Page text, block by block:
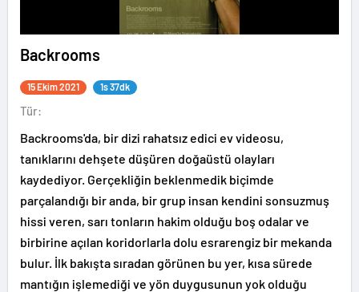
Backrooms
15 Ekim 2021 1s 37dk
Tür:
Backrooms'da, bir dizi rahatsız edici ev videosu,
tanıklarını dehşete düşüren doğaüstü olayları
kaydediyor. Gerçekliğin beklenmedik biçimde
parçalandığı bir anda, bir grup insan kendini sonsuzmuş
hissi veren, sarı tonların hakim olduğu boş odalar ve
birbirine açılan koridorlarla dolu esrarengiz bir mekanda
bulur. İlk bakışta sıradan görünen bu yer, kısa sürede
mantığın işlemediği ve yön duygusunun yok olduğu